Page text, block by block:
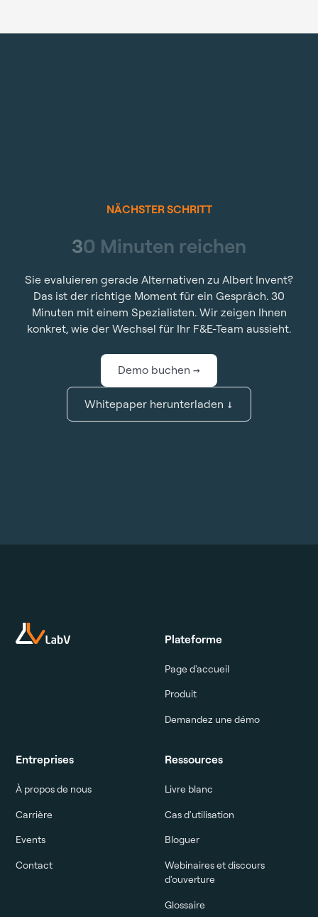
NÄCHSTER SCHRITT
30 Minuten reichen
Sie evaluieren gerade Alternativen zu Albert Invent?
Das ist der richtige Moment für ein Gespräch. 30
Minuten mit einem Spezialisten. Wir zeigen Ihnen
konkret, wie der Wechsel für Ihr F&E-Team aussieht.
Demo buchen →
Whitepaper herunterladen ↓
Plateforme
Page d'accueil
Produit
Demandez une démo
Entreprises
À propos de nous
Carrière
Events
Contact
Ressources
Livre blanc
Cas d'utilisation
Bloguer
Webinaires et discours
d'ouverture
Glossaire